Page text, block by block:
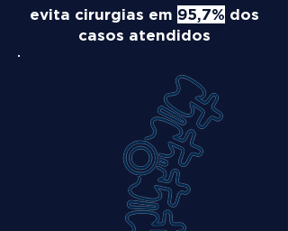
evita cirurgias em 95,7% dos
casos atendidos